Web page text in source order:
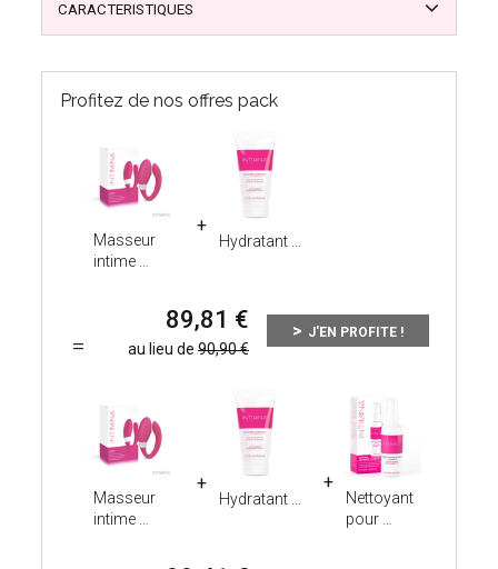
CARACTERISTIQUES
Profitez de nos offres pack
Masseur
intime
Hydratant
89,81
au lieu de 90,90
J'EN PROFITE !
Masseur
intime
Hydratant
Nettoyant
pour